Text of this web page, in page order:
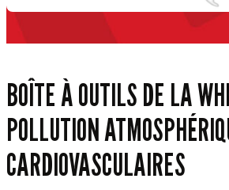
BOÎTE À OUTILS DE LA
POLLUTION
CARDIOVASCULAIRES